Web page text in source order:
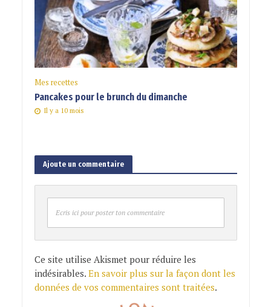
Mes recettes
Pancakes pour le brunch du dimanche
Il y a 10 mois
Ajoute un commentaire
Ecris ici pour poster ton commentaire
Ce site utilise Akismet pour réduire les
indésirables. En savoir plus sur la façon dont les
données de vos commentaires sont traitées.